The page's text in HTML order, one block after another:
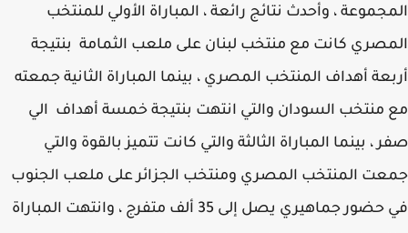
، وأحدث نتائج رائعة ، المباراة الأولي للمنتخب
كانت مع منتخب لبنان على ملعب الثمامة بنتيجة
أهداف المنتخب المصري ، بينما المباراة الثانية جمعته
منتخب السودان والتي انتهت بنتيجة خمسة أهداف الي
، بينما المباراة الثالثة والتي كانت تتميز بالقوة والتي
المنتخب المصري ومنتخب الجزائر على ملعب الجنوب
في حضور جماهيري يصل إلى 35 ألف متفرج ، وانتهت المباراة